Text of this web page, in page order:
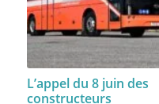
L’appel du 8 juin des
constructeurs